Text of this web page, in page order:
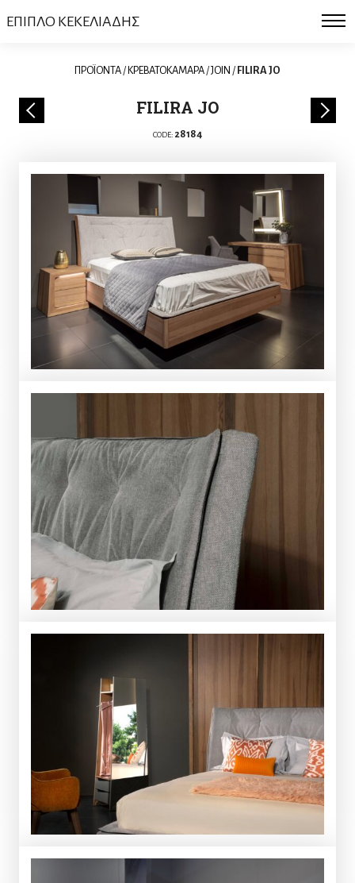
ΕΠΙΠΛΟ ΚΕΚΕΛΙΑΔΗΣ
ΠΡΟΪΟΝΤΑ / ΚΡΕΒΑΤΟΚΑΜΑΡΑ /JOIN / FILIRA JO
FILIRA JO
CODE: 28184